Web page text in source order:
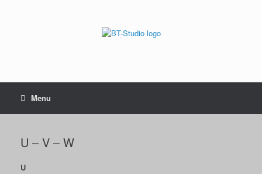
Menu
U – V – W
U